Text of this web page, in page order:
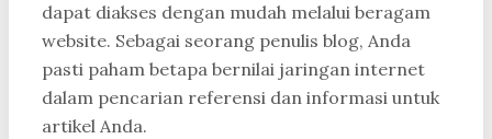
dapat diakses dengan mudah melalui beragam
website. Sebagai seorang penulis blog, Anda
pasti paham betapa bernilai jaringan internet
dalam pencarian referensi dan informasi untuk
artikel Anda.